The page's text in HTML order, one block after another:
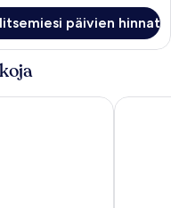
päivien hinnat
Holiday